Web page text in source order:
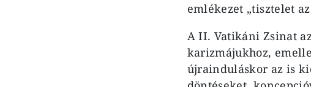
emlékezet „tisztelet
A II. Vatikáni Zsinat
karizmájukhoz,
újrainduláskor az is